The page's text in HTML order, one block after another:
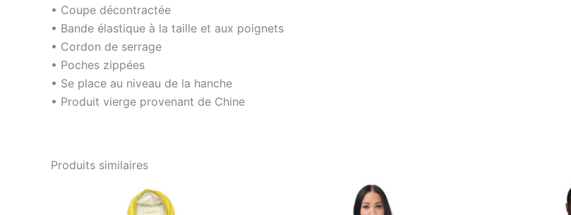
• Coupe décontractée
• Bande élastique à la taille et aux poignets
• Cordon de serrage
• Poches zippées
• Se place au niveau de la hanche
• Produit vierge provenant de Chine
Produits similaires